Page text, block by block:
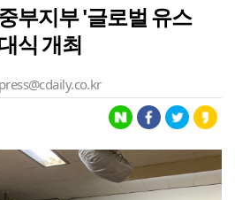
부지부 '글로벌 유스
식 개최
press@cdaily.co.kr